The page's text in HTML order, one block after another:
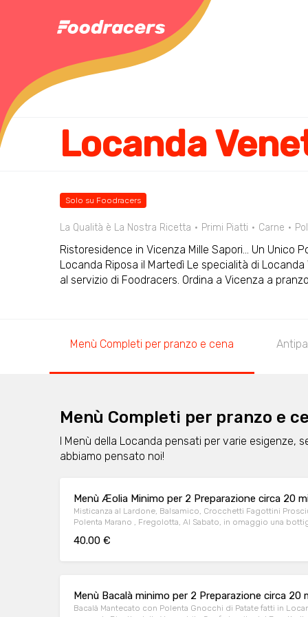
Locanda
Solo su Foodracers
La Qualità è La Nostra Ricetta Primi Piatti Carne
Ristoresidence in Vicenza Mille Sapori... Un Unico
Locanda Riposa il Martedì Le specialità di
al servizio di Foodracers. Ordina a Vicenza a
Menù Completi per pranzo e cena
Menù Completi per pranzo e
I Menù della Locanda pensati per varie esigenze,
abbiamo pensato noi!
Menù Æolia Minimo per 2 Preparazione circa 20
Misticanza al Lardone, Balsamico, Crocchetti Fagottini
Polenta Marano , Fregolotta, Al Sabato, in omaggio una bottiglia di vino selezione Locanda,
40.00 €
Menù Bacalà minimo per 2 Preparazione circa 20
Bacalà Mantecato con Polenta Gnocchi di Patate fatti in